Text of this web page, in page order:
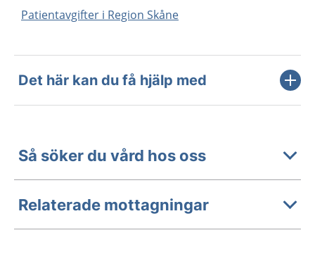
Patientavgifter i Region Skåne
Det här kan du få hjälp med
Så söker du vård hos oss
Relaterade mottagningar